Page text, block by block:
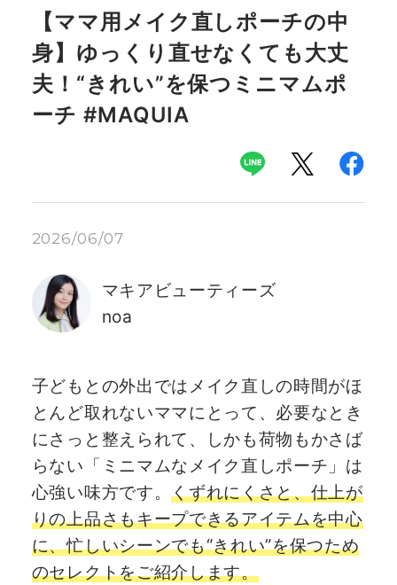
【ママ用メイク直しポーチの中
身】ゆっくり直せなくても大丈
夫！“きれい”を保つミニマムポ
ーチ #MAQUIA
2026/06/07
マキアビューティーズ
noa
子どもとの外出ではメイク直しの時間がほ
とんど取れないママにとって、必要なとき
にさっと整えられて、しかも荷物もかさば
らない「ミニマムなメイク直しポーチ」は
心強い味方です。くずれにくさと、仕上が
りの上品さもキープできるアイテムを中心
に、忙しいシーンでも“きれい”を保つため
のセレクトをご紹介します。